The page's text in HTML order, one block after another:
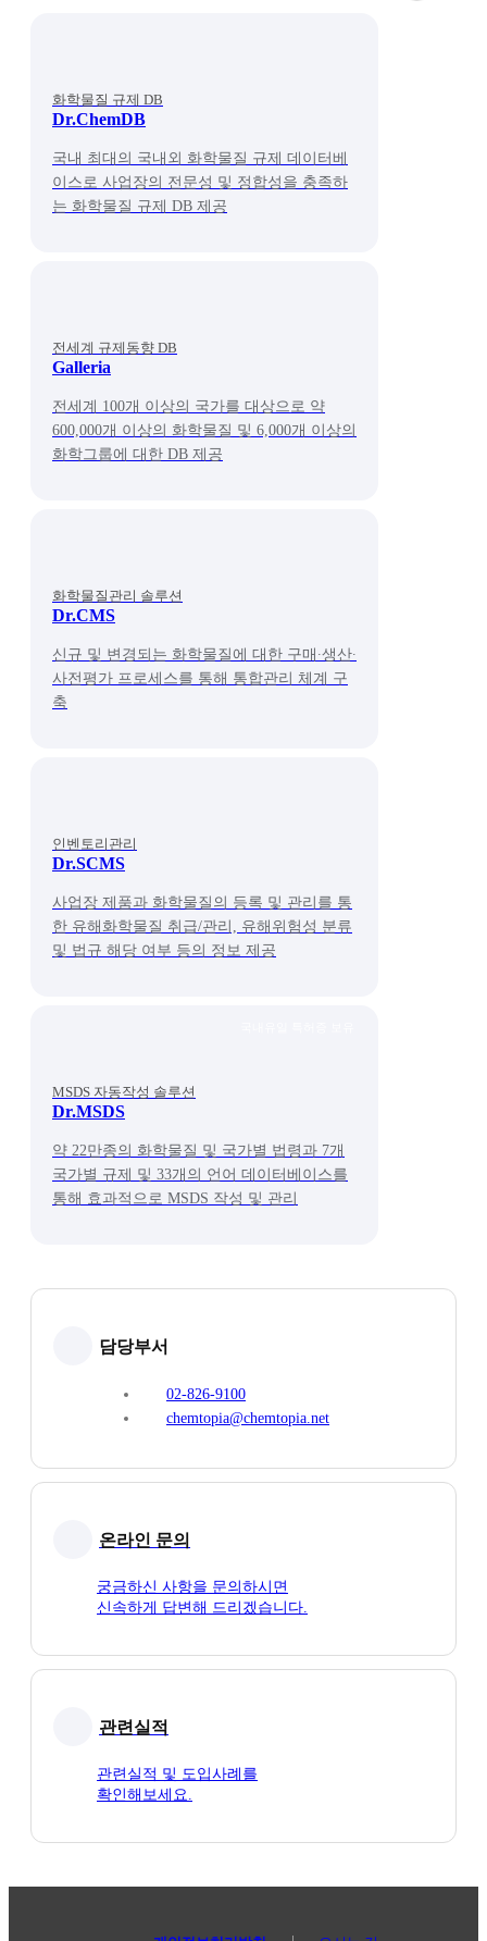
화학물질 규제 DB
Dr.ChemDB
국내 최대의 국내외 화학물질 규제 데이터베
이스로 사업장의 전문성 및 정합성을 충족하
는 화학물질 규제 DB 제공
전세계 규제동향 DB
Galleria
전세계 100개 이상의 국가를 대상으로 약
600,000개 이상의 화학물질 및 6,000개 이상의
화학그룹에 대한 DB 제공
화학물질관리 솔루션
Dr.CMS
신규 및 변경되는 화학물질에 대한 구매∙생산∙
사전평가 프로세스를 통해 통합관리 체계 구
축
인벤토리관리
Dr.SCMS
사업장 제품과 화학물질의 등록 및 관리를 통
한 유해화학물질 취급/관리, 유해위험성 분류
및 법규 해당 여부 등의 정보 제공
MSDS 자동작성 솔루션
Dr.MSDS
약 22만종의 화학물질 및 국가별 법령과 7개
국가별 규제 및 33개의 언어 데이터베이스를
통해 효과적으로 MSDS 작성 및 관리
담당부서
02-826-9100
chemtopia@chemtopia.net
온라인 문의
궁금하신 사항을 문의하시면
신속하게 답변해 드리겠습니다.
관련실적
관련실적 및 도입사례를
확인해보세요.